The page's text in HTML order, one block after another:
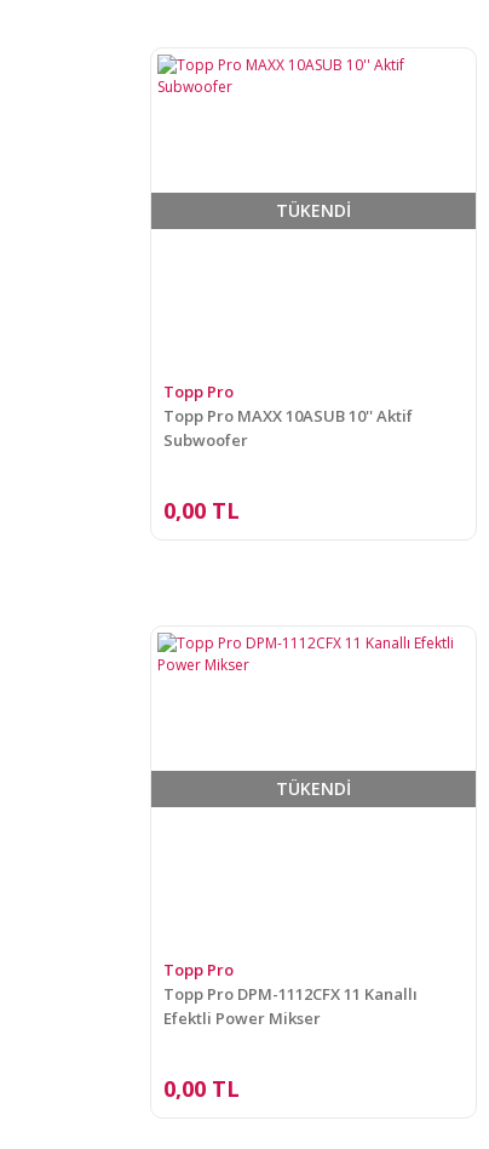
TÜKENDİ
Topp Pro
Topp Pro MAXX 10ASUB 10'' Aktif
Subwoofer
0,00 TL
TÜKENDİ
Topp Pro
Topp Pro DPM-1112CFX 11 Kanallı
Efektli Power Mikser
0,00 TL